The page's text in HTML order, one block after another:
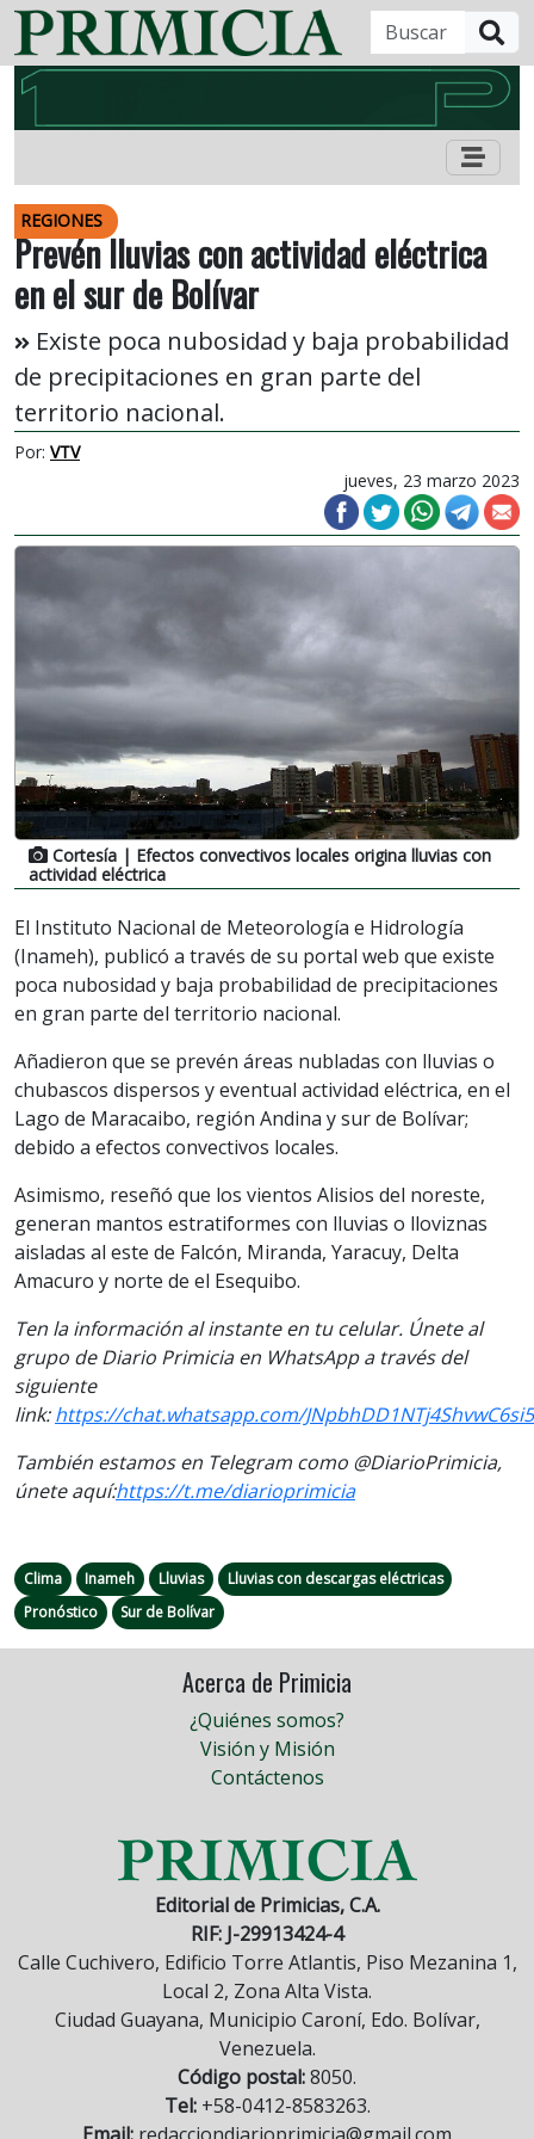
REGIONES
Prevén lluvias con actividad eléctrica
en el sur de Bolívar
Existe poca nubosidad y baja probabilidad
de precipitaciones en gran parte del
territorio nacional.
Por: VTV
jueves, 23 marzo 2023
Cortesía | Efectos convectivos locales origina lluvias con
actividad eléctrica
El Instituto Nacional de Meteorología e Hidrología
(Inameh), publicó a través de su portal web que existe
poca nubosidad y baja probabilidad de precipitaciones
en gran parte del territorio nacional.
Añadieron que se prevén áreas nubladas con lluvias o
chubascos dispersos y eventual actividad eléctrica, en el
Lago de Maracaibo, región Andina y sur de Bolívar;
debido a efectos convectivos locales.
Asimismo, reseñó que los vientos Alisios del noreste,
generan mantos estratiformes con lluvias o lloviznas
aisladas al este de Falcón, Miranda, Yaracuy, Delta
Amacuro y norte de el Esequibo.
Ten la información al instante en tu celular. Únete al
grupo de Diario Primicia en WhatsApp a través del
siguiente
link:https://chat.whatsapp.com/
También estamos en Telegram como @DiarioPrimicia,
únete aquí:https://t.me/diarioprimicia
Clima Inameh Lluvias
Lluvias con descargas eléctricas
Pronóstico
Sur de Bolívar
Acerca de Primicia
¿Quiénes somos?
Visión y Misión
Contáctenos
Editorial de Primicias, C.A.
RIF: J-29913424-4
Calle Cuchivero, Edificio Torre Atlantis, Piso Mezanina 1,
Local 2, Zona Alta Vista.
Ciudad Guayana, Municipio Caroní, Edo. Bolívar,
Venezuela.
Código postal:8050.
Tel:+58-0412-8583263.